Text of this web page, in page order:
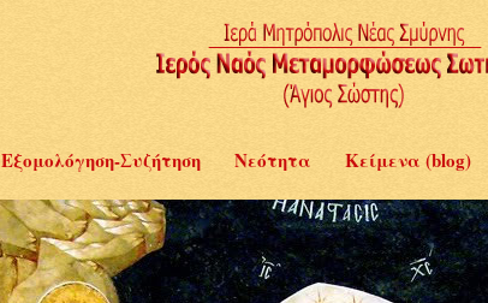
Εξομολόγηση-Συζήτηση Νεότητα Κείμενα (blog)